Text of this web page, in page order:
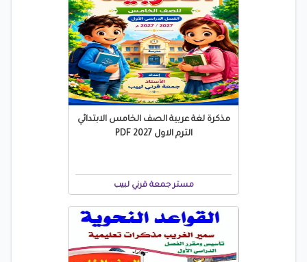
مذكرة لغة عربية الصف الخامس الابتدائي
الترم الاول 2027 PDF
مستر جمعة قرني لبيب